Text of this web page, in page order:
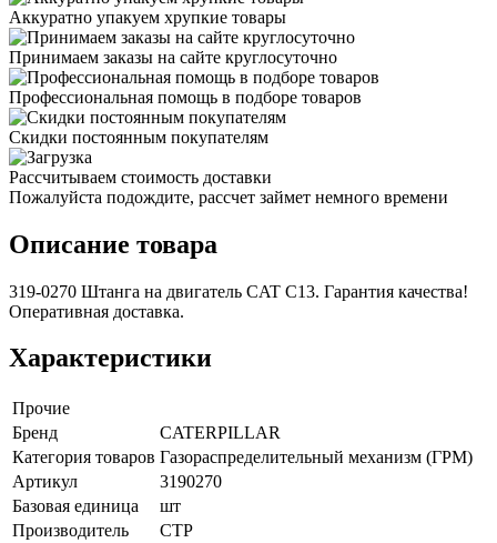
Аккуратно упакуем хрупкие товары
Принимаем заказы на сайте круглосуточно
Профессиональная помощь в подборе товаров
Скидки постоянным покупателям
Рассчитываем стоимость доставки
Пожалуйста подождите, рассчет займет немного времени
Описание товара
319-0270 Штанга на двигатель CAT C13. Гарантия качества!
Оперативная доставка.
Характеристики
Прочие
Бренд
CATERPILLAR
Категория товаров Газораспределительный механизм (ГРМ)
Артикул
3190270
Базовая единица
шт
Производитель
CTP